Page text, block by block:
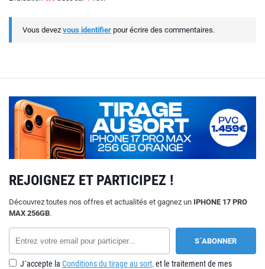
Vous devez vous identifier pour écrire des commentaires.
REJOIGNEZ ET PARTICIPEZ !
Découvrez toutes nos offres et actualités et gagnez un IPHONE 17 PRO
MAX 256GB.
J´accepte la Conditions du tirage au sort, et le traitement de mes